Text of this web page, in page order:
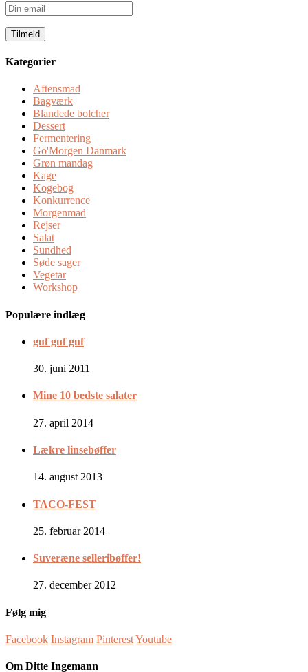
Din
email
Kategorier
Aftensmad
Bagværk
Blandede bolcher
Dessert
Fermentering
Go'Morgen Danmark
Grøn mandag
Kage
Kogebog
Konkurrence
Morgenmad
Rejser
Salat
Sundhed
Søde sager
Vegetar
Workshop
Populære indlæg
guf guf guf
30. juni 2011
Mine 10 bedste salater
27. april 2014
Lækre linsebøffer
14. august 2013
TACO-FEST
25. februar 2014
Suveræne selleribøffer!
27. december 2012
Følg mig
Facebook Instagram PinterestYoutube
Om Ditte Ingemann